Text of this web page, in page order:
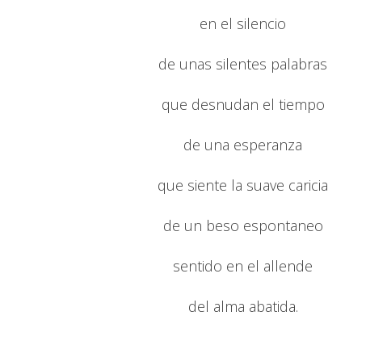
en el silencio
de unas silentes palabras
que desnudan el tiempo
de una esperanza
que siente la suave caricia
de un beso espontaneo
sentido en el allende
del alma abatida.